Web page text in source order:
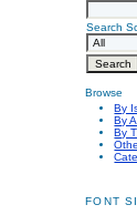
Search
Browse
By
By
By
FONT